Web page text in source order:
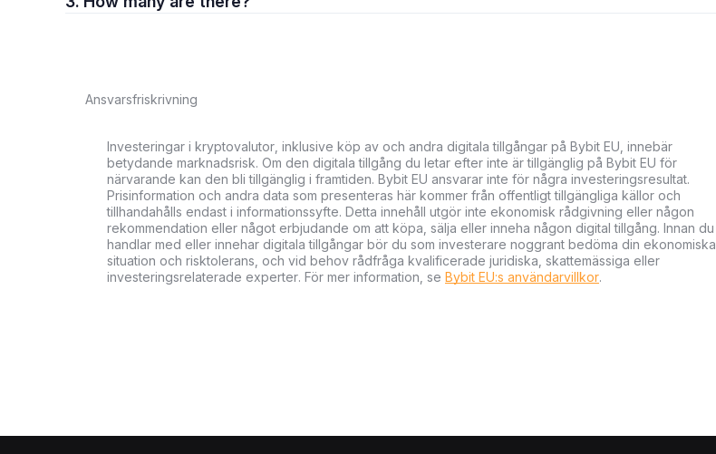
Ansvarsfriskrivning
Investeringar i kryptovalutor, inklusive köp av och andra digitala tillgångar på Bybit EU, innebär
betydande marknadsrisk. Om den digitala tillgång du letar efter inte är tillgänglig på Bybit EU för
närvarande kan den bli tillgänglig i framtiden. Bybit EU ansvarar inte för några investeringsresultat.
Prisinformation och andra data som presenteras här kommer från offentligt tillgängliga källor och
tillhandahålls endast i informationssyfte. Detta innehåll utgör inte ekonomisk rådgivning eller någon
rekommendation eller något erbjudande om att köpa, sälja eller inneha någon digital tillgång. Innan du
handlar med eller innehar digitala tillgångar bör du som investerare noggrant bedöma din ekonomiska
situation och risktolerans, och vid behov rådfråga kvalificerade juridiska, skattemässiga eller
investeringsrelaterade experter. För mer information, se Bybit EU:s användarvillkor.